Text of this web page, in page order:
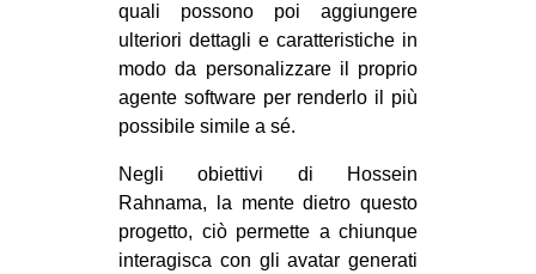
quali possono poi aggiungere
ulteriori dettagli e caratteristiche in
modo da personalizzare il proprio
agente software per renderlo il più
possibile simile a sé.
Negli obiettivi di Hossein
Rahnama, la mente dietro questo
progetto, ciò permette a chiunque
interagisca con gli avatar generati